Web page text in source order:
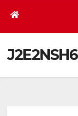
J2E2NSH6